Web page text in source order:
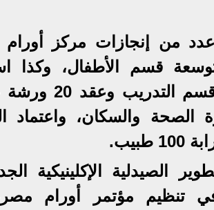
من إنجازات مركز
وتوسعة قسم الأطفال،
تخصصية جديدة
الصحة والسكان، واعتماد
الصيدلية الإكلينيكية
تنظيم مؤتمر أورام